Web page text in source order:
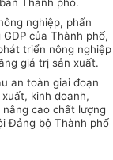
nghiệp, phấn
của Thành phố,
triển nông nghiệp
giá trị sản xuất.
an toàn giai đoạn
kinh doanh,
cao chất lượng
Đảng bộ Thành phố